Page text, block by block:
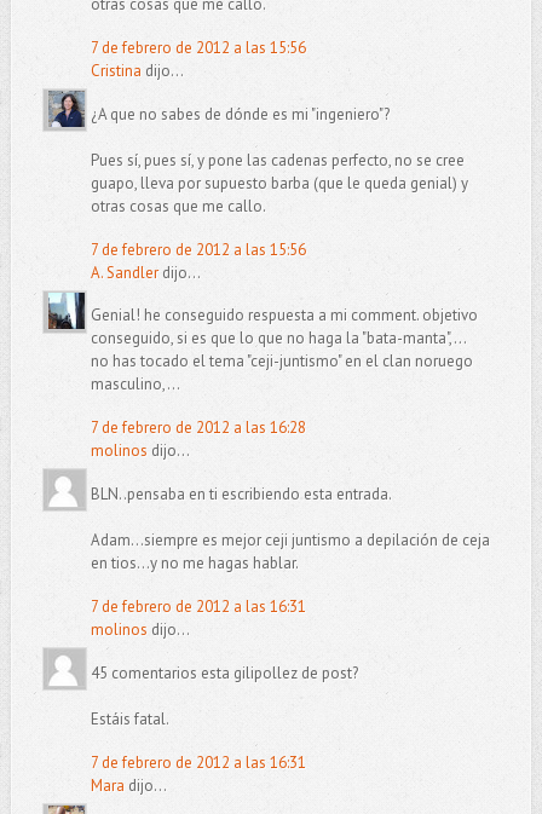
7 de febrero de 2012 a las 15:56
Cristina dijo...
¿A que no sabes de dónde es mi "ingeniero"?
Pues sí, pues sí, y pone las cadenas perfecto, no se cree
guapo, lleva por supuesto barba (que le queda genial) y
otras cosas que me callo.
7 de febrero de 2012 a las 15:56
A. Sandlerdijo...
Genial! he conseguido respuesta a mi comment. objetivo
conseguido, si es que lo que no haga la "bata-manta",...
no has tocado el tema "ceji-juntismo" en el clan noruego
masculino,...
7 de febrero de 2012 a las 16:28
molinos dijo...
BLN..pensaba en ti escribiendo esta entrada.
Adam...siempre es mejor ceji juntismo a depilación de ceja
en tios...y no me hagas hablar.
7 de febrero de 2012 a las 16:31
molinos dijo...
45 comentarios esta gilipollez de post?
Estáis fatal.
7 de febrero de 2012 a las 16:31
Mara dijo...